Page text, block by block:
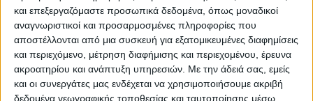
και επεξεργαζόμαστε προσωπικά δεδομένα, όπως μοναδικοί
αναγνωριστικοί και προσαρμοσμένες πληροφορίες που
αποστέλλονται από μια συσκευή για εξατομικευμένες διαφημίσεις
και περιεχόμενο, μέτρηση διαφήμισης και περιεχομένου, έρευνα
ακροατηρίου και ανάπτυξη υπηρεσιών. Με την άδειά σας, εμείς
και οι συνεργάτες μας ενδέχεται να χρησιμοποιήσουμε ακριβή
δεδομένα γεωγραφικής τοποθεσίας και ταυτοποίησης μέσω
WEB TV
Προετοιμασία Δόξας Μασχολουρίου